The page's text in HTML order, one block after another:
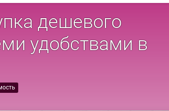
дешевого
удобствами в